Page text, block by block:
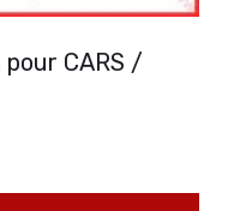
pour CARS /